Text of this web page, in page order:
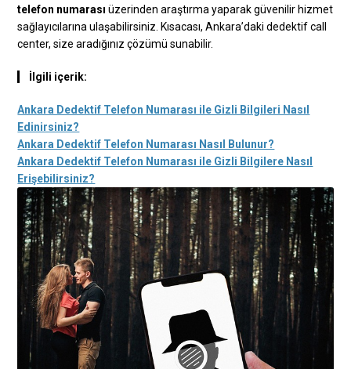
telefon numarası üzerinden araştırma yaparak güvenilir hizmet
sağlayıcılarına ulaşabilirsiniz. Kısacası, Ankara’daki dedektif call
center, size aradığınız çözümü sunabilir.
İlgili içerik:
Ankara Dedektif Telefon Numarası ile Gizli Bilgileri Nasıl
Edinirsiniz?
Ankara Dedektif Telefon Numarası Nasıl Bulunur?
Ankara Dedektif Telefon Numarası ile Gizli Bilgilere Nasıl
Erişebilirsiniz?